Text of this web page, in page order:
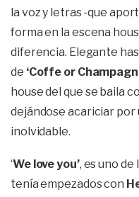
la voz y letras -que
forma en la escena
diferencia. Elegante
de ‘Coffe or
house del que se baila
dejándose acariciar por
inolvidable.
‘We love you’, es uno
tenía empezados con